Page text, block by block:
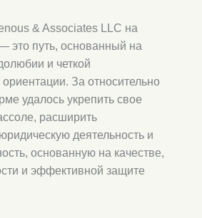
& Associates LLC на
это путь, основанный на
и четкой
За относительно
удалось укрепить свое
расширить
деятельность и
основанную на качестве,
и эффективной защите